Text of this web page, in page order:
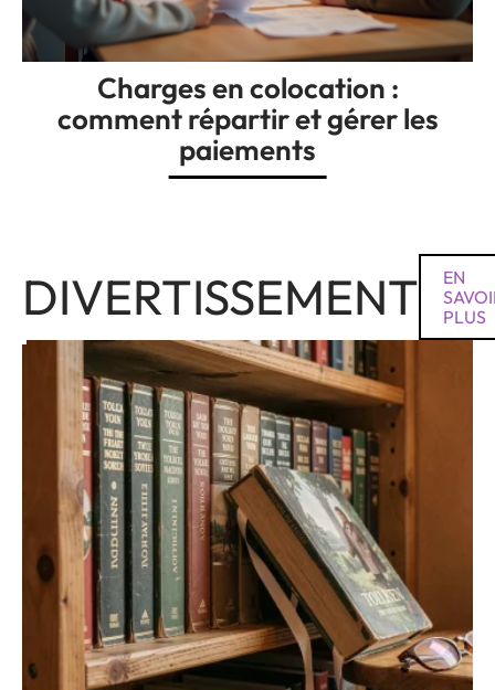
Charges en colocation :
comment répartir et gérer les
paiements
DIVERTISSEMENT
EN
PLUS